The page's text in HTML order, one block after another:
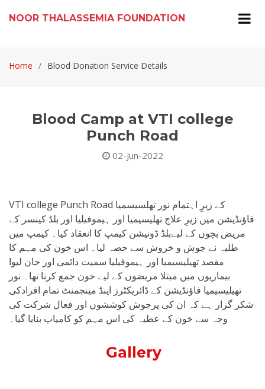
NOOR THALASSEMIA FOUNDATION
Home Blood Donation Service Details
Blood Camp at VTI college
Punch Road
02-Jun-2022
VTI college Punch Road کے زیرِ اہتمام نور تھلسیسمیا
فاؤنڈیشن میں زیرِ علاج تھلیسیمیا اور ہیموفیلیا اور بلڈ کینسر کے
مریض بچوں کے لیےبلڈ ڈونیشن کیمپ کا انعقاد کیا۔ کیمپ میں
طلبہ نے جوش و خروش سے حصہ لیا۔ اس خون کی مہم کا
مقصد تھیلیسیمیا اور ہیموفیلیا سمیت دائمی اور جان لیوا
بیماریوں میں مبتلا مریضوں کے لیے خون جمع کرنا تھا۔ نور
تھیلیسیمیا فاؤنڈیشن کے ڈائریکٹرز اینڈ مینجمنٹ تمام افرادکی
شکر گزار ہے کہ ان کی پرجوش کوششوں اور فعال شرکت کی
وجہ سے خون کے عطیہ کی اس مہم کو کامیاب بنایا گیا۔
Gallery